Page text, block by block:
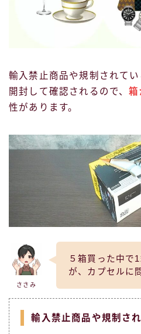
輸入禁止商品や規制されて
開封して確認されるので、箱
性があります。
ささみ
５箱買った中で
が、カプセルに
輸入禁止商品や規制さ